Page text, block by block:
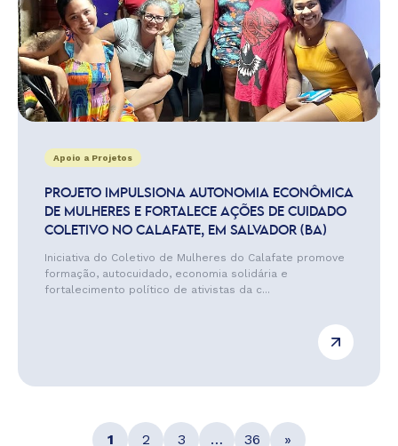
Apoio a Projetos
PROJETO IMPULSIONA AUTONOMIA ECONÔMICA
DE MULHERES E FORTALECE AÇÕES DE CUIDADO
COLETIVO NO CALAFATE, EM SALVADOR (BA)
Iniciativa do Coletivo de Mulheres do Calafate promove
formação, autocuidado, economia solidária e
fortalecimento político de ativistas da c...
1 2 3 … 36 »